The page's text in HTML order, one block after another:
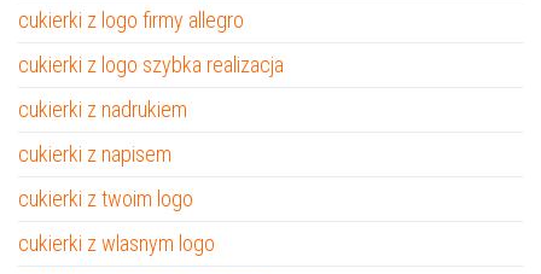
cukierki z logo firmy allegro
cukierki z logo szybka realizacja
cukierki z nadrukiem
cukierki z napisem
cukierki z twoim logo
cukierki z wlasnym logo